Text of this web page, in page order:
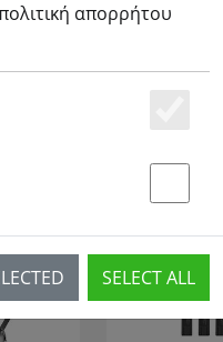
TIPP
απορρήτου
SELECT ALL